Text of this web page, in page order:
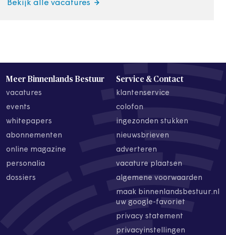
Bekijk alle vacatures
Meer Binnenlands Bestuur
vacatures
events
whitepapers
abonnementen
online magazine
personalia
dossiers
Service & Contact
klantenservice
colofon
ingezonden stukken
nieuwsbrieven
adverteren
vacature plaatsen
algemene voorwaarden
maak binnenlandsbestuur.nl
uw google-favoriet
privacy statement
privacyinstellingen